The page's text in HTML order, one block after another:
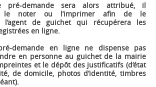
pré-demande sera alors attribué, il
le noter ou l’imprimer afin de le
l’agent de guichet qui récupérera les
en ligne.
demande en ligne ne dispense pas
en personne au guichet de la mairie
et le dépôt des justificatifs (d’état
de domicile, photos d’identité, timbres